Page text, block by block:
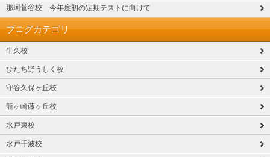
那珂菅谷校 今年度初の定期テストに向けて
ブログカテゴリ
牛久校
ひたち野うしく校
守谷久保ヶ丘校
龍ヶ崎藤ヶ丘校
水戸東校
水戸千波校